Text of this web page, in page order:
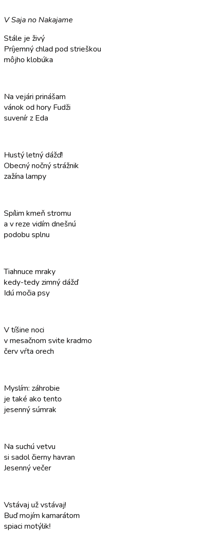
V Saja no Nakajame
Stále je živý
Príjemný chlad pod strieškou
môjho klobúka
Na vejári prinášam
vánok od hory Fudži
suvenír z Eda
Hustý letný dážď!
Obecný nočný strážnik
zažína lampy
Spílim kmeň stromu
a v reze vidím dnešnú
podobu splnu
Tiahnuce mraky
kedy-tedy zimný dážď
Idú močia psy
V tíšine noci
v mesačnom svite kradmo
červ vŕta orech
Myslím: záhrobie
je také ako tento
jesenný súmrak
Na suchú vetvu
si sadol čierny havran
Jesenný večer
Vstávaj už vstávaj!
Buď mojím kamarátom
spiaci motýlik!